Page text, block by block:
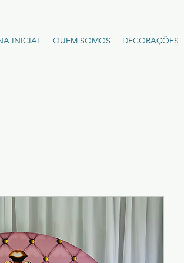
INICIAL QUEM SOMOS DECORAÇÕES